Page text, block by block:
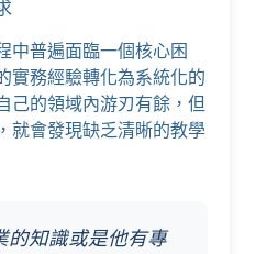
中普遍面臨一個核心困
實務經驗轉化為系統化的
己的領域內游刃有餘，但
就會發現缺乏清晰的教學
的知識或是他有專